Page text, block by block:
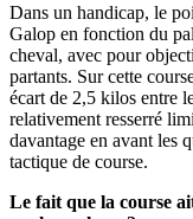
Dans un handicap, le
Galop en fonction du
cheval, avec pour
partants. Sur cette
écart de 2,5 kilos entre
relativement resserré
davantage en avant les
tactique de course.
Le fait que la course